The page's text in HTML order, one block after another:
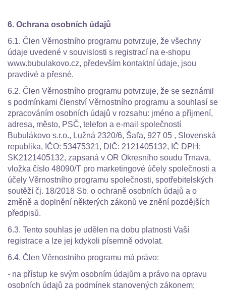
6. Ochrana osobních údajů
6.1. Člen Věrnostního programu potvrzuje, že všechny
údaje uvedené v souvislosti s registrací na e-shopu
www.bubulakovo.cz, především kontaktní údaje, jsou
pravdivé a přesné.
6.2. Člen Věrnostního programu potvrzuje, že se seznámil
s podmínkami členství Věrnostního programu a souhlasí se
zpracováním osobních údajů v rozsahu: jméno a příjmení,
adresa, město, PSČ, telefon a e-mail společností
Bubulákovo s.r.o., Lužná 2320/6, Šaľa, 927 05 , Slovenská
republika, IČO: 53475321, DIČ: 2121405132, IČ DPH:
SK2121405132, zapsaná v OR Okresního soudu Trnava,
vložka číslo 48090/T pro marketingové účely společnosti a
účely Věrnostního programu společnosti, spotřebitelských
soutěží čj. 18/2018 Sb. o ochraně osobních údajů a o
změně a doplnění některých zákonů ve znění pozdějších
předpisů.
6.3. Tento souhlas je udělen na dobu platnosti Vaší
registrace a lze jej kdykoli písemně odvolat.
6.4. Člen Věrnostního programu má právo:
- na přístup ke svým osobním údajům a právo na opravu
osobních údajů za podmínek stanovených zákonem;